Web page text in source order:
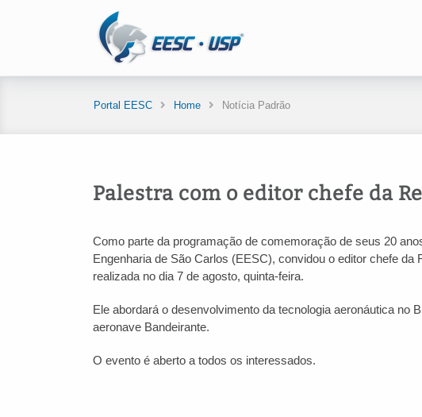
Portal EESC Home Notícia Padrão
Palestra com o editor chefe da
Como parte da programação de comemoração de seus 20
Engenharia de São Carlos (EESC), convidou o editor chefe
realizada no dia 7 de agosto, quinta-feira.
Ele abordará o desenvolvimento da tecnologia aeronáutica no
aeronave Bandeirante.
O evento é aberto a todos os interessados.